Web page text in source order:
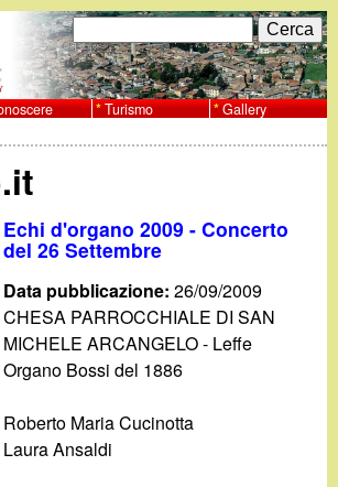
F
o
r
d
i
r
i
e
C
e
r
c
Turismo Gallery
Echi d'organo 2009 - Concerto
del 26 Settembre
Data pubblicazione:26/09/2009
CHESA PARROCCHIALE DI SAN
MICHELE ARCANGELO - Leffe
Organo Bossi del 1886
Roberto Maria Cucinotta
Laura Ansaldi